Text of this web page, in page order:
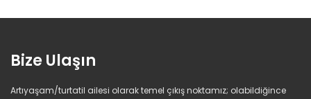
Bize Ulaşın
Artıyaşam/turtatil ailesi olarak temel çıkış noktamız; olabildiğince